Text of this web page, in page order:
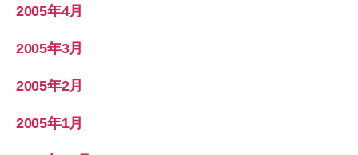
2005年4月
2005年3月
2005年2月
2005年1月